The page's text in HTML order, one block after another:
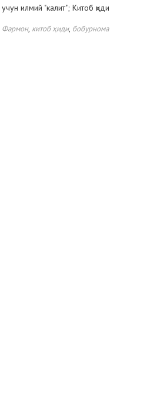
учун илмий "калит"; Китоб ҳиди
Фармон, китоб ҳиди, бобурнома